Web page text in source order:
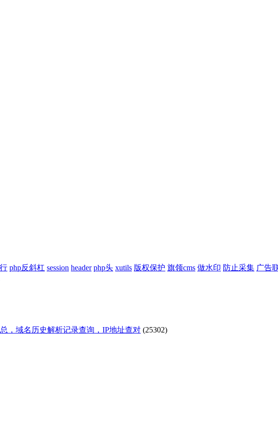
php反斜杠 session header php头 xutils 版权保护 旗领cms 做水印 防止采集 广告
，域名历史解析记录查询，IP地址查对 (25302)